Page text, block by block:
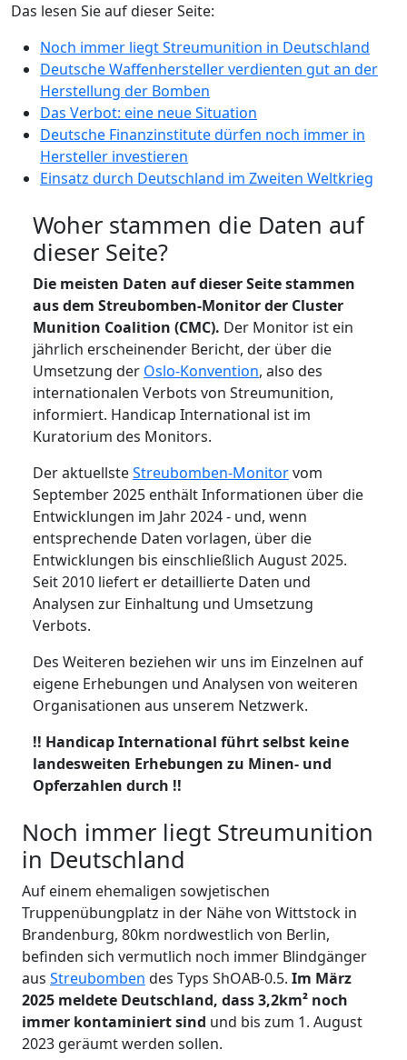
Das lesen Sie auf dieser Seite:
Noch immer liegt Streumunition in Deutschland
Deutsche Waffenhersteller verdienten gut an der
Herstellung der Bomben
Das Verbot: eine neue Situation
Deutsche Finanzinstitute dürfen noch immer in
Hersteller investieren
Einsatz durch Deutschland im Zweiten Weltkrieg
Woher stammen die Daten auf
dieser Seite?
Die meisten Daten auf dieser Seite stammen
aus dem Streubomben-Monitor der Cluster
Munition Coalition (CMC). Der Monitor ist ein
jährlich erscheinender Bericht, der über die
Umsetzung der Oslo-Konvention, also des
internationalen Verbots von Streumunition,
informiert. Handicap International ist im
Kuratorium des Monitors.
Der aktuellsteStreubomben-Monitorvom
September 2025 enthält Informationen über die
Entwicklungen im Jahr 2024 - und, wenn
entsprechende Daten vorlagen, über die
Entwicklungen bis einschließlich August 2025.
Seit 2010 liefert er detaillierte Daten und
Analysen zur Einhaltung und Umsetzung
Verbots.
Des Weiteren beziehen wir uns im Einzelnen auf
eigene Erhebungen und Analysen von weiteren
Organisationen aus unserem Netzwerk.
!! Handicap International führt selbst keine
landesweiten Erhebungen zu Minen- und
Opferzahlen durch !!
Noch immer liegt Streumunition
in Deutschland
Auf einem ehemaligen sowjetischen
Truppenübungplatz in der Nähe von Wittstock in
Brandenburg, 80km nordwestlich von Berlin,
befinden sich vermutlich noch immer Blindgänger
aus Streubomben des Typs ShOAB-0.5. Im März
2025 meldete Deutschland, dass 3,2km² noch
immer kontaminiert sind und bis zum 1. August
2023 geräumt werden sollen.